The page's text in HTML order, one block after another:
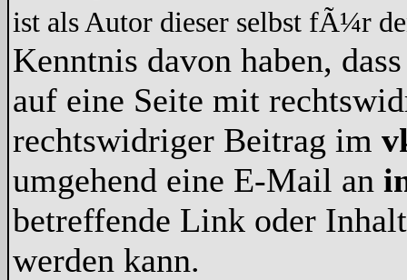
ist als Autor dieser selbst fÃ¼r
Kenntnis davon haben,
auf eine Seite mit
rechtswidriger Beitrag im
umgehend eine E-Mail an
betreffende Link oder
werden kann.